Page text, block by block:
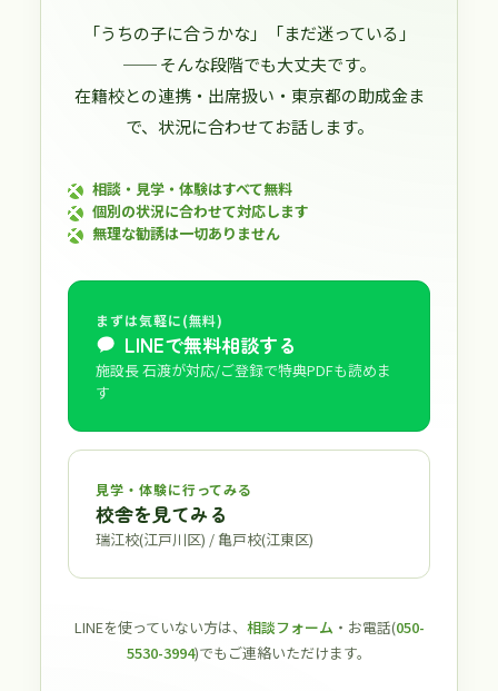
「うちの子に合うかな」「まだ迷っている」
── そんな段階でも大丈夫です。
在籍校との連携・出席扱い・東京都の助成金ま
で、状況に合わせてお話します。
相談・見学・体験はすべて無料
個別の状況に合わせて対応します
無理な勧誘は一切ありません
まずは気軽に(無料)
LINEで無料相談する
施設長 石渡が対応/ご登録で特典PDFも読めま
す
見学・体験に行ってみる
校舎を見てみる
瑞江校(江戸川区) / 亀戸校(江東区)
LINEを使っていない方は、 相談フォーム ・お電話(050-
5530-3994)でもご連絡いただけます。